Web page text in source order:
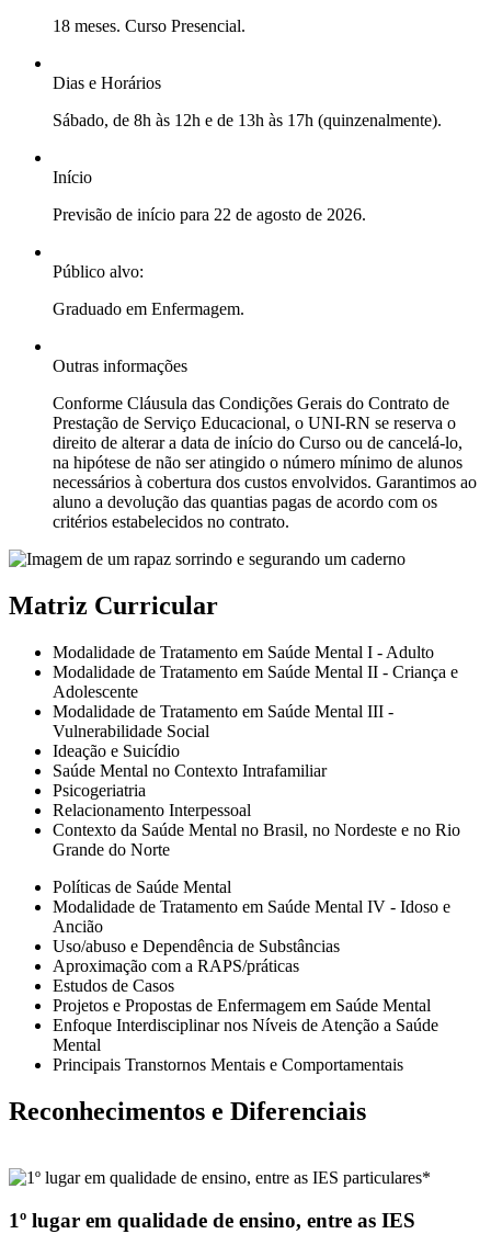
18 meses. Curso Presencial.
Dias e Horários
Sábado, de 8h às 12h e de 13h às 17h (quinzenalmente).
Início
Previsão de início para 22 de agosto de 2026.
Público alvo:
Graduado em Enfermagem.
Outras informações
Conforme Cláusula das Condições Gerais do Contrato de
Prestação de Serviço Educacional, o UNI-RN se reserva o
direito de alterar a data de início do Curso ou de cancelá-lo,
na hipótese de não ser atingido o número mínimo de alunos
necessários à cobertura dos custos envolvidos. Garantimos ao
aluno a devolução das quantias pagas de acordo com os
critérios estabelecidos no contrato.
Matriz Curricular
Modalidade de Tratamento em Saúde Mental I - Adulto
Modalidade de Tratamento em Saúde Mental II - Criança e
Adolescente
Modalidade de Tratamento em Saúde Mental III -
Vulnerabilidade Social
Ideação e Suicídio
Saúde Mental no Contexto Intrafamiliar
Psicogeriatria
Relacionamento Interpessoal
Contexto da Saúde Mental no Brasil, no Nordeste e no Rio
Grande do Norte
Políticas de Saúde Mental
Modalidade de Tratamento em Saúde Mental IV - Idoso e
Ancião
Uso/abuso e Dependência de Substâncias
Aproximação com a RAPS/práticas
Estudos de Casos
Projetos e Propostas de Enfermagem em Saúde Mental
Enfoque Interdisciplinar nos Níveis de Atenção a Saúde
Mental
Principais Transtornos Mentais e Comportamentais
Reconhecimentos e Diferenciais
1º lugar em qualidade de ensino, entre as IES